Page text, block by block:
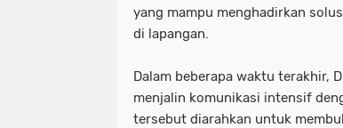
yang mampu menghadirkan
di lapangan.
Dalam beberapa waktu terakhir,
menjalin komunikasi intensif
tersebut diarahkan untuk